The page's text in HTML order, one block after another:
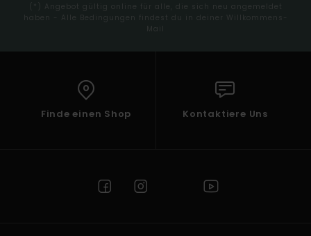
(*) Angebot gültig online für alle, die sich neu angemeldet
haben - Alle Bedingungen findest du in deiner Willkommens-
Mail
Finde einen Shop Kontaktiere Uns